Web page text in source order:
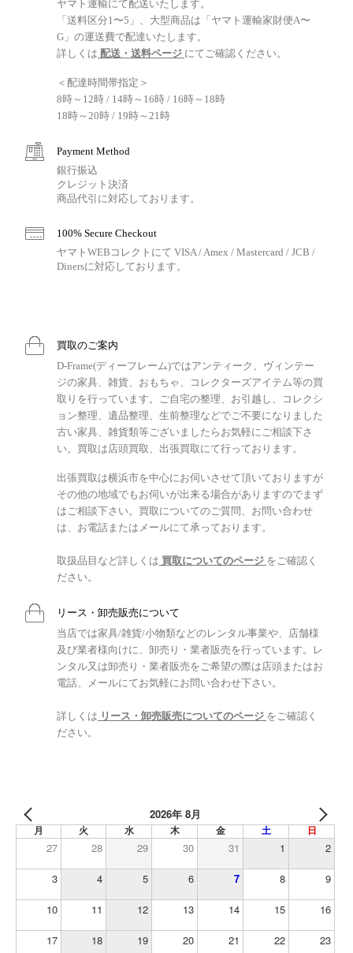
ヤマト運輸にて配送いたします。
「送料区分1〜5」、大型商品は「ヤマト運輸家財便A〜
G」の運送費で配達いたします。
詳しくは 配送・送料ページ にてご確認ください。
＜配達時間帯指定＞
8時～12時 / 14時～16時 / 16時～18時
18時～20時 / 19時～21時
Payment Method
銀行振込
クレジット決済
商品代引に対応しております。
100% Secure Checkout
ヤマトWEBコレクトにて VISA / Amex / Mastercard / JCB /
Dinersに対応しております。
買取のご案内
D-Frame(ディーフレーム)ではアンティーク、ヴィンテー
ジの家具、雑貨、おもちゃ、コレクターズアイテム等の買
取りを行っています。ご自宅の整理、お引越し、コレクシ
ョン整理、遺品整理、生前整理などでご不要になりました
古い家具、雑貨類等ございましたらお気軽にご相談下さ
い。買取は店頭買取、出張買取にて行っております。
出張買取は横浜市を中心にお伺いさせて頂いておりますが
その他の地域でもお伺いが出来る場合がありますのでまず
はご相談下さい。買取についてのご質問、お問い合わせ
は、お電話またはメールにて承っております。
取扱品目など詳しくは 買取についてのページ をご確認く
ださい。
リース・卸売販売について
当店では家具/雑貨/小物類などのレンタル事業や、店舗様
及び業者様向けに、卸売り・業者販売を行っています。レ
ンタル又は卸売り・業者販売をご希望の際は店頭またはお
電話、メールにてお気軽にお問い合わせ下さい。
詳しくは リース・卸売販売についてのページ をご確認く
ださい。
2026年 8月
月 火 水 木 金 土 日
27 28 29 30 31 1 2
3 4 5 6 7 8 9
10 11 12 13 14 15 16
17 18 19 20 21 22 23